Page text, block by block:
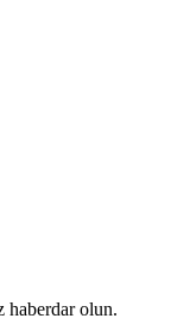
haberdar olun.